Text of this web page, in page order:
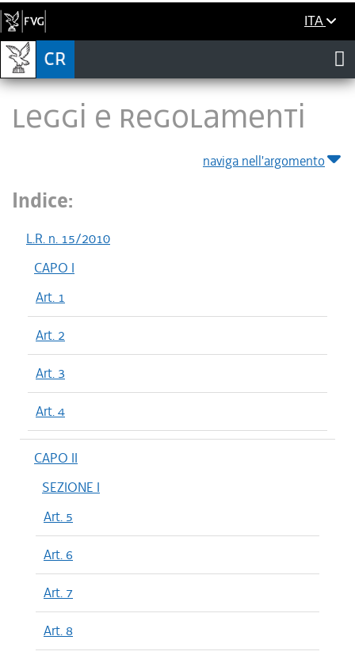
ITA
LEGGI E REGOLAMENTI
naviga nell'argomento
Indice:
L.R. n. 15/2010
CAPO I
Art. 1
Art. 2
Art. 3
Art. 4
CAPO II
SEZIONE I
Art. 5
Art. 6
Art. 7
Art. 8